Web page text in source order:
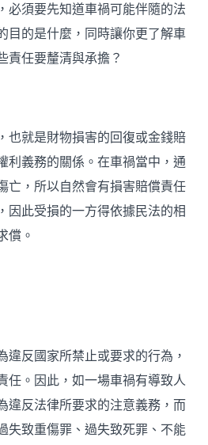
必須要先知道車禍可能伴隨的法
目的是什麼，同時讓你更了解車
責任要釐清與承擔？
也就是財物損害的回復或金錢賠
利義務的關係。在車禍當中，通
亡，所以自然會有損害賠償責任
因此受損的一方得依據民法的相
償。
違反國家所禁止或要求的行為，
任。因此，如一場車禍有導致人
違反法律所要求的注意義務，而
失致重傷罪、過失致死罪、不能